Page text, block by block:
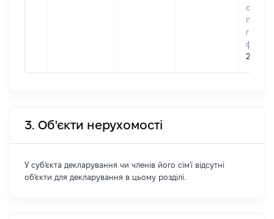
осіб –
3. Об'єкти нерухомості
У суб'єкта декларування чи членів його сім'ї відсутні
об'єкти для декларування в цьому розділі.